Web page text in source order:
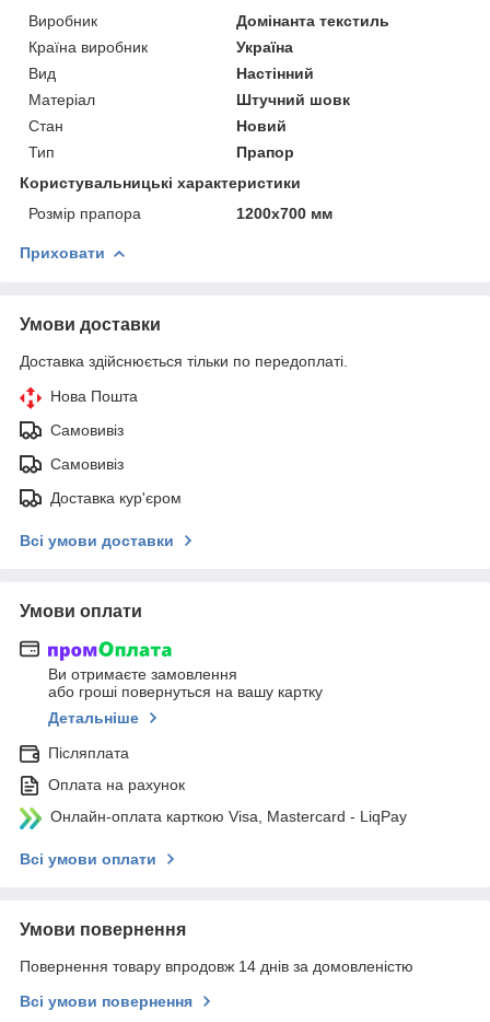
Виробник
Домінанта текстиль
Країна виробник
Україна
Вид
Настінний
Матеріал
Штучний шовк
Стан
Новий
Тип
Прапор
Користувальницькі характеристики
Розмір прапора
1200х700 мм
Приховати
Умови доставки
Доставка здійснюється тільки по передоплаті.
Нова Пошта
Самовивіз
Самовивіз
Доставка кур'єром
Всі умови доставки
Умови оплати
Ви отримаєте замовлення
або гроші повернуться на вашу картку
Детальніше
Післяплата
Оплата на рахунок
Онлайн-оплата карткою Visa, Mastercard - LiqPay
Всі умови оплати
Умови повернення
Повернення товару впродовж 14 днів за домовленістю
Всі умови повернення